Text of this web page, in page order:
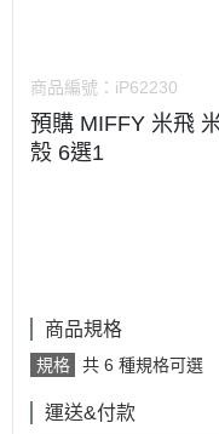
商品編號： iP62230
預購 MIFFY 米飛
殼 6選1
商品規格
規格 共 6 種規格可選
運送&付款